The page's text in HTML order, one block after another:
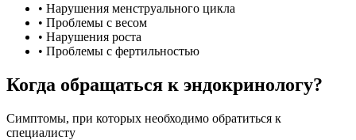
• Нарушения менструального цикла
• Проблемы с весом
• Нарушения роста
• Проблемы с фертильностью
Когда обращаться к эндокринологу?
Симптомы, при которых необходимо обратиться к
специалисту